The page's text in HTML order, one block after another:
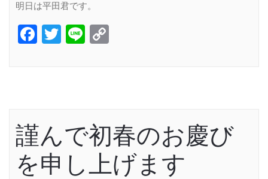
明日は平田君です。
Facebook
Twitter
Line
謹んで初春のお慶び
を申し上げます